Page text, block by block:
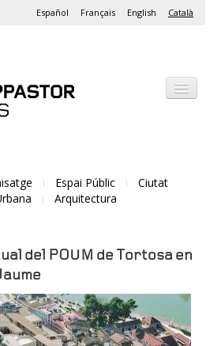
Català
English
Français
Español
Espai Públic
Ciutat
Arquitectura
del POUM de Tortosa en